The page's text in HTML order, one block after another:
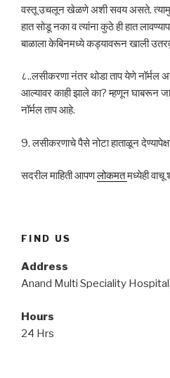
वस्तू उचलून खेळणे अशी सवय असते. त्यामुळे
हात सोडू नका व त्यांना कुठे ही हात
बाळाला केबिनमध्ये कड्यावरून खाली
८..लसीकरणा नंतर थोडा ताप येणे नॉर्मल
आल्यावर काही झाले का? म्हणून घाबरून
नॉर्मल ताप आहे.
9. लसीकरणाचे पैसे नोटा हाताळून
सदरील माहिती आपणलोकमतमध्येही वाचू
FIND US
Address
Anand Multi Speciality
Hours
24 Hrs